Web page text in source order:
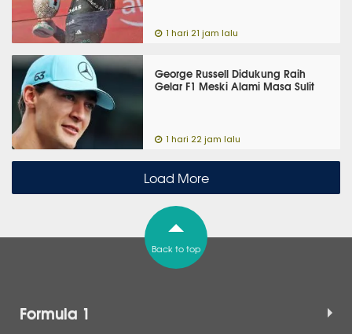
1 hari 21 jam lalu
George Russell Didukung Raih
Gelar F1 Meski Alami Masa Sulit
1 hari 22 jam lalu
Load More
Back to top
Formula 1